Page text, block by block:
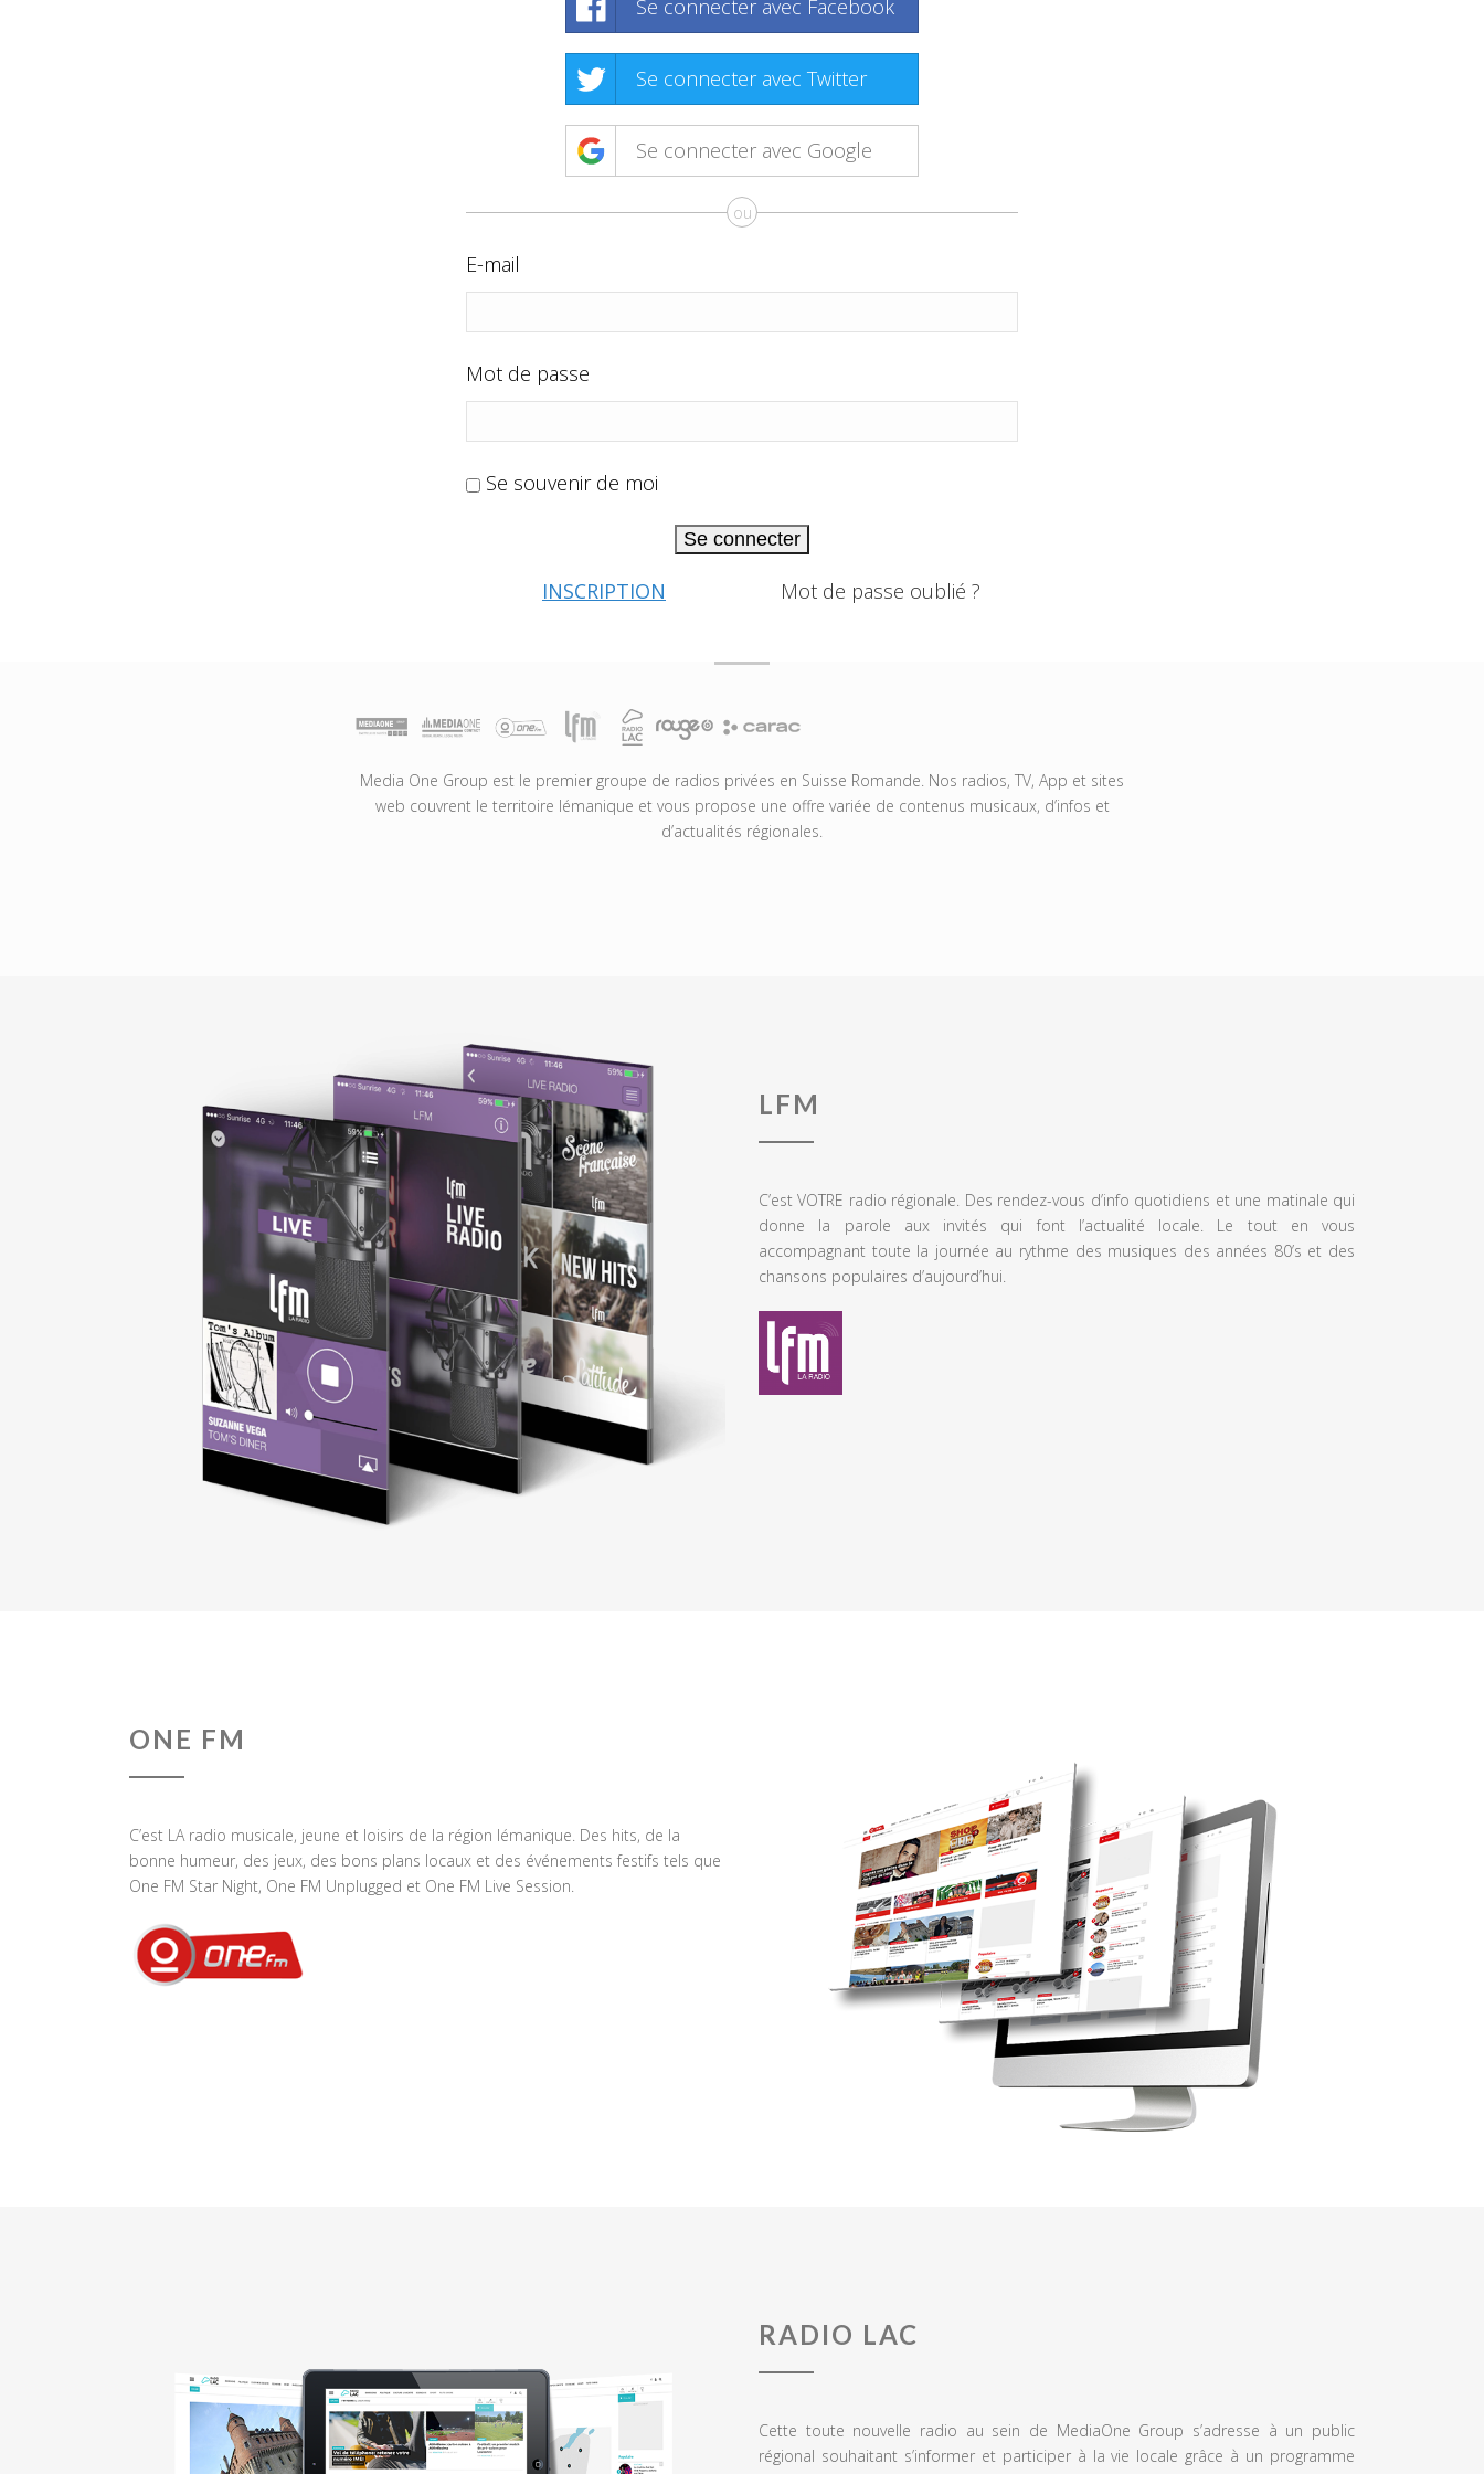
Se connecter avec Facebook
Se connecter avec Twitter
Se connecter avec Google
ou
E-mail
Mot de passe
Se souvenir de moi
Se connecter
INSCRIPTION Mot de passe oublié ?
Media One Group est le premier groupe de radios privées en Suisse Romande. Nos radios, TV, App et sites
web couvrent le territoire lémanique et vous propose une offre variée de contenus musicaux, d’infos et
d’actualités régionales.
LFM
C’est VOTRE radio régionale. Des rendez-vous d’info quotidiens et une matinale qui
donne la parole aux invités qui font l’actualité locale. Le tout en vous
accompagnant toute la journée au rythme des musiques des années 80’s et des
chansons populaires d’aujourd’hui.
ONE FM
C’est LA radio musicale, jeune et loisirs de la région lémanique. Des hits, de la
bonne humeur, des jeux, des bons plans locaux et des événements festifs tels que
One FM Star Night, One FM Unplugged et One FM Live Session.
RADIO LAC
Cette toute nouvelle radio au sein de MediaOne Group s’adresse à un public
régional souhaitant s’informer et participer à la vie locale grâce à un programme